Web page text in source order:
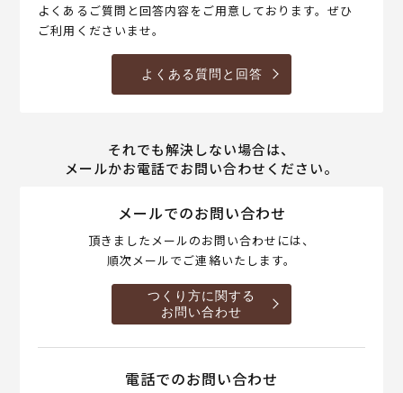
よくあるご質問と回答内容をご用意しております。ぜひ
ご利用くださいませ。
よくある質問と回答
それでも解決しない場合は、
メールかお電話でお問い合わせください。
メールでのお問い合わせ
頂きましたメールのお問い合わせには、
順次メールでご連絡いたします。
つくり方に関する
お問い合わせ
電話でのお問い合わせ